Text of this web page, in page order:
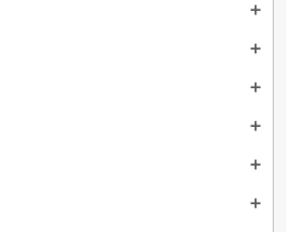
add
add
add
add
add
add